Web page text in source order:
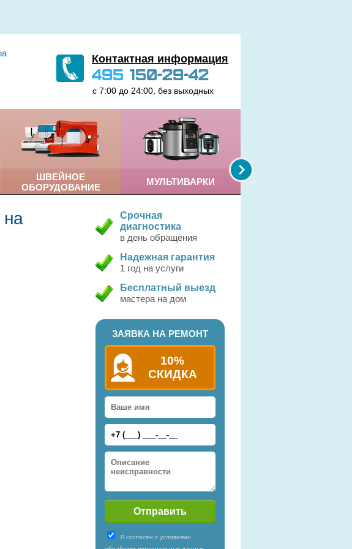
Контактная информация
495 150-29-42
с 7:00 до 24:00, без выходных
ШВЕЙНОЕ
ОБОРУДОВАНИЕ
МУЛЬТИВАРКИ
на
Срочная
диагностика
в день обращения
Надежная гарантия
1 год на услуги
Бесплатный выезд
мастера на дом
ЗАЯВКА НА РЕМОНТ
10%
СКИДКА
Я согласен с условиями